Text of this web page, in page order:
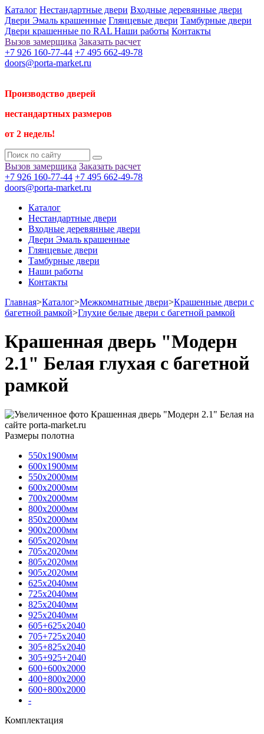
Каталог Нестандартные двери Входные деревянные двери
Двери Эмаль крашенные Глянцевые двери Тамбурные двери
Двери крашенные по RAL Наши работы Контакты
Вызов замерщика Заказать расчет
+7 926 160-77-44 +7 495 662-49-78
doors@porta-market.ru
Производство дверей
нестандартных размеров
от 2 недель!
Вызов замерщика Заказать расчет
+7 926 160-77-44 +7 495 662-49-78
doors@porta-market.ru
Каталог
Нестандартные двери
Входные деревянные двери
Двери Эмаль крашенные
Глянцевые двери
Тамбурные двери
Наши работы
Контакты
Главная>Каталог>Межкомнатные двери>Крашенные двери с
багетной рамкой>Глухие белые двери с багетной рамкой
Крашенная дверь "Модерн
2.1" Белая глухая с багетной
рамкой
Размеры полотна
550х1900мм
600х1900мм
550х2000мм
600х2000мм
700х2000мм
800х2000мм
850х2000мм
900х2000мм
605х2020мм
705х2020мм
805х2020мм
905х2020мм
625х2040мм
725х2040мм
825х2040мм
925х2040мм
605+625х2040
705+725х2040
305+825х2040
305+925+2040
600+600х2000
400+800х2000
600+800х2000
-
Комплектация